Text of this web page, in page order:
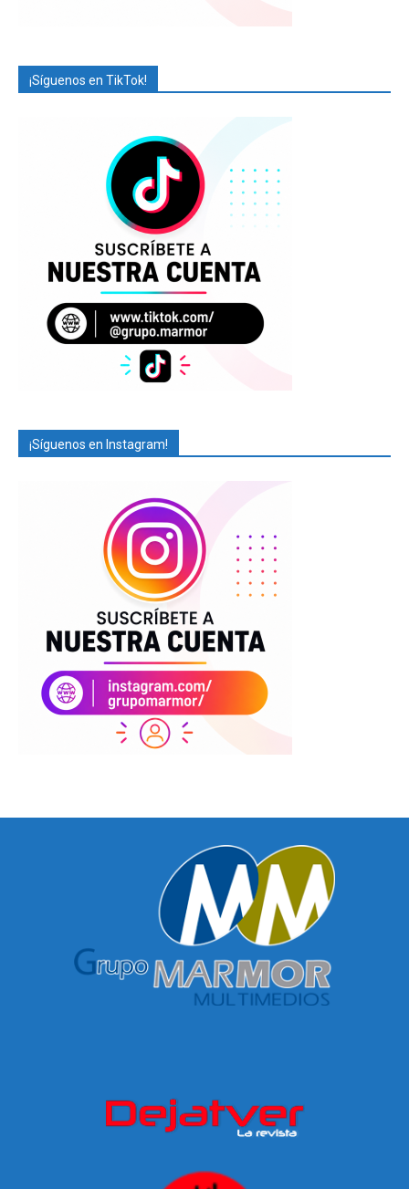
¡Síguenos en TikTok!
¡Síguenos en Instagram!